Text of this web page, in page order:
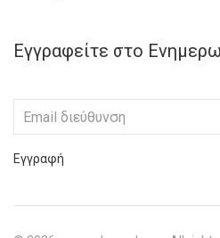
Εγγραφείτε στο
Εγγραφή